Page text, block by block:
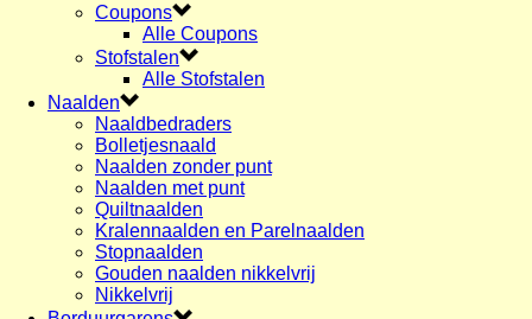
Coupons
Alle Coupons
Stofstalen
Alle Stofstalen
Naalden
Naaldbedraders
Bolletjesnaald
Naalden zonder punt
Naalden met punt
Quiltnaalden
Kralennaalden en Parelnaalden
Stopnaalden
Gouden naalden nikkelvrij
Nikkelvrij